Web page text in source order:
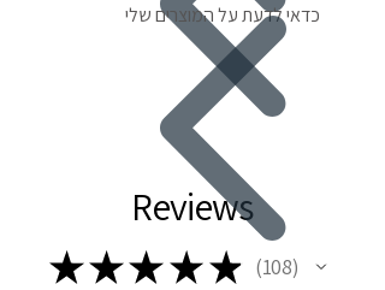
כדאי לדעת על המוצרים שלי
Reviews
★★★ ★ ★ 108
108